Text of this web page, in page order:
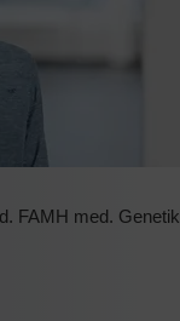
FAMH med. Genetik